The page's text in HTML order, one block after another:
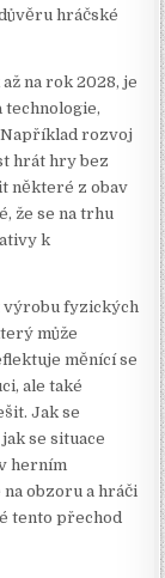
hráčské
na rok 2028, je
technologie,
rozvoj
hrát hry bez
některé z obav
že se na trhu
k
výrobu fyzických
může
měnící se
ale také
Jak se
se situace
herním
obzoru a hráči
tento přechod